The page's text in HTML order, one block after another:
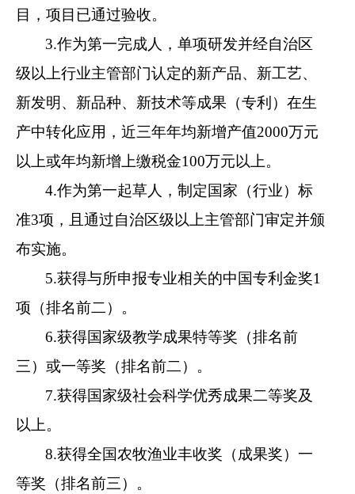
目，项目已通过验收。
3.作为第一完成人，单项研发并经自治区
级以上行业主管部门认定的新产品、新工艺、
新发明、新品种、新技术等成果（专利）在生
产中转化应用，近三年年均新增产值2000万元
以上或年均新增上缴税金100万元以上。
4.作为第一起草人，制定国家（行业）标
准3项，且通过自治区级以上主管部门审定并颁
布实施。
5.获得与所申报专业相关的中国专利金奖1
项（排名前二）。
6.获得国家级教学成果特等奖（排名前
三）或一等奖（排名前二）。
7.获得国家级社会科学优秀成果二等奖及
以上。
8.获得全国农牧渔业丰收奖（成果奖）一
等奖（排名前三）。